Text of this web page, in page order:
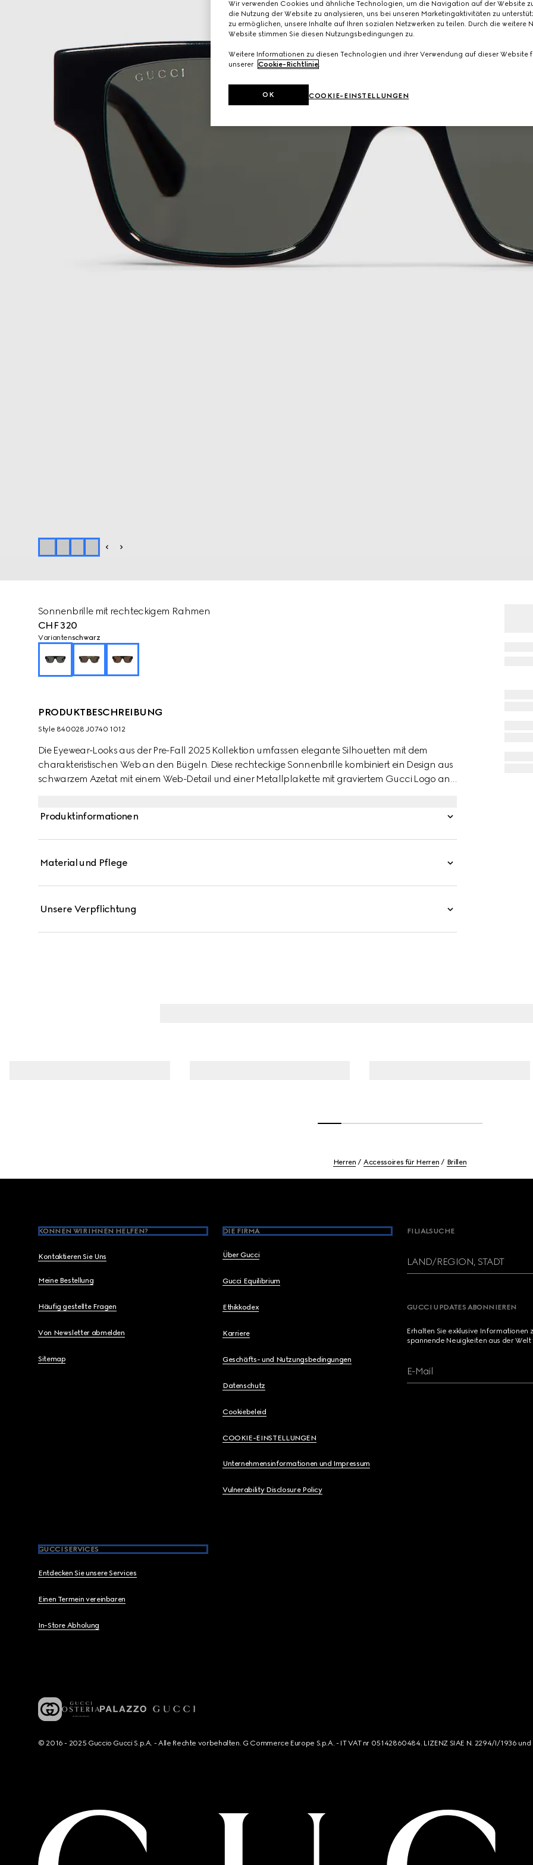
Sonnenbrille mit rechteckigem Rahmen
CHF 320
Variantenschwarz
PRODUKTBESCHREIBUNG
Style ‎840028 J0740 1012
Die Eyewear-Looks aus der Pre-Fall 2025 Kollektion umfassen elegante Silhouetten mit dem
charakteristischen Web an den Bügeln. Diese rechteckige Sonnenbrille kombiniert ein Design aus
schwarzem Azetat mit einem Web-Detail und einer Metallplakette mit graviertem Gucci Logo an
Produktinformationen
Material und Pflege
Unsere Verpflichtung
Herren Accessoires für Herren Brillen
KÖNNEN WIR IHNEN HELFEN?
Kontaktieren Sie Uns
Meine Bestellung
Häufig gestellte Fragen
Von Newsletter abmelden
Sitemap
DIE FIRMA
Über Gucci
Gucci Equilibrium
Ethikkodex
Karriere
Geschäfts- und Nutzungsbedingungen
Datenschutz
Cookiebeleid
COOKIE-EINSTELLUNGEN
Unternehmensinformationen und Impressum
Vulnerability Disclosure Policy
GUCCI SERVICES
Entdecken Sie unsere Services
Einen Termein vereinbaren
In-Store Abholung
FILIALSUCHE
LAND/REGION, STADT
GUCCI UPDATES ABONNIEREN
Erhalten Sie exklusive
spannende Neuigkeiten aus der Welt
E-Mail
© 2016 - 2025 Guccio Gucci S.p.A. - Alle Rechte vorbehalten. G Commerce Europe S.p.A. - IT VAT nr 05142860484. LIZENZ SIAE N. 2294/I/1936
Wir verwenden Cookies und ähnliche Technologien, um die Navigation auf der Website
die Nutzung der Website zu analysieren, uns bei unseren Marketingaktivitäten zu
zu ermöglichen, unsere Inhalte auf Ihren sozialen Netzwerken zu teilen. Durch die weitere
Website stimmen Sie diesen Nutzungsbedingungen zu.
Weitere Informationen zu diesen Technologien und ihrer Verwendung auf dieser Website
unserer Cookie-Richtlinie
COOKIE-EINSTELLUNGEN
OK